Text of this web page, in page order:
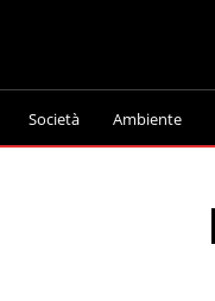
Società Ambiente